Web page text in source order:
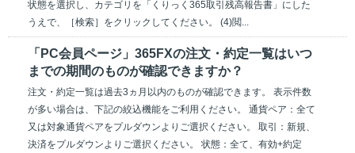
状態を選択し、カテゴリを「くりっく365取引残高報告書」にした
うえで、［検索］をクリックしてください。 (4)閲...
「PC会員ページ」365FXの注文・約定一覧はいつ
までの期間のものが確認できますか？
注文・約定一覧は過去3ヵ月以内のものが確認できます。 表示件数
が多い場合は、下記の絞込機能をご利用ください。 通貨ペア：全て
又は対象通貨ペアをプルダウンよりご選択ください。 取引：新規、
決済をプルダウンよりご選択ください。 状態：全て、有効+約定